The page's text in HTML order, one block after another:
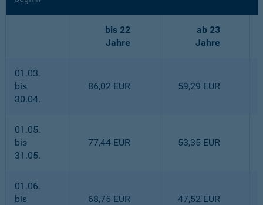
bis 22
Jahre
ab 23
Jahre
01.03.
bis
30.04.
86,02 EUR 59,29 EUR
01.05.
bis
31.05.
77,44 EUR 53,35 EUR
01.06.
bis
68,75 EUR 47,52 EUR